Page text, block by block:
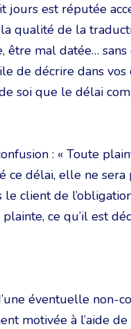
est réputée
qualité de la
être mal datée…
de décrire dans
soi que le délai
: « Toute
ce délai, elle ne
client de
ce qu’il est
éventuelle non-
motivée à l’aide